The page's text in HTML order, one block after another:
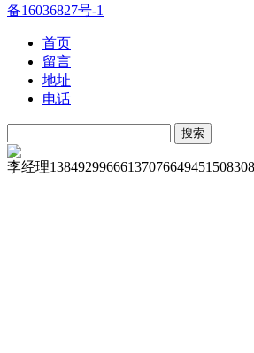
备16036827号-1
首页
留言
地址
电话
李经理1384929966613707664945